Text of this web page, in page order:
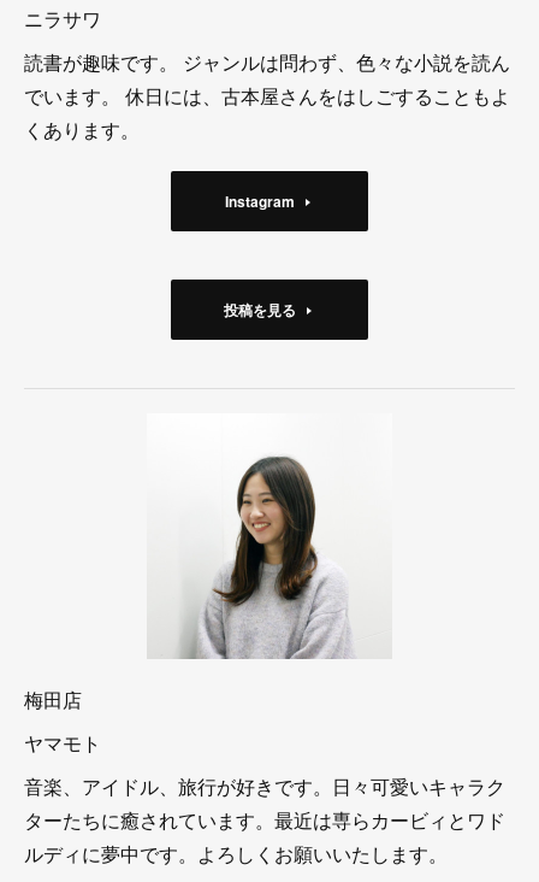
ニラサワ
読書が趣味です。 ジャンルは問わず、色々な小説を読ん
でいます。 休日には、古本屋さんをはしごすることもよ
くあります。
Instagram
投稿を見る
梅田店
ヤマモト
音楽、アイドル、旅行が好きです。日々可愛いキャラク
ターたちに癒されています。最近は専らカービィとワド
ルディに夢中です。よろしくお願いいたします。